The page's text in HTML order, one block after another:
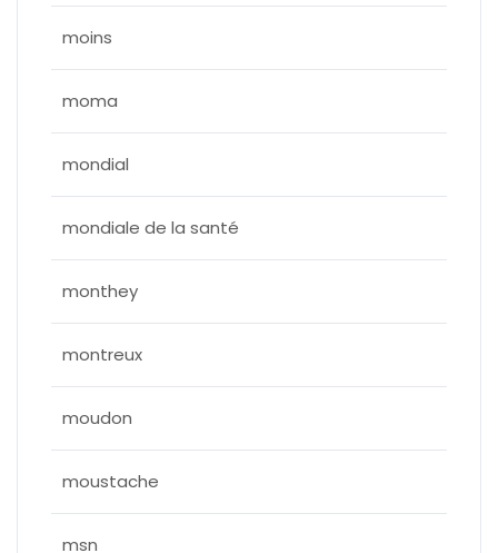
moins
moma
mondial
mondiale de la santé
monthey
montreux
moudon
moustache
msn